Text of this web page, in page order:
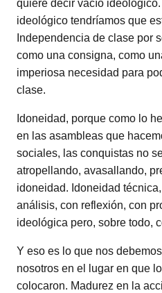
quiere decir vacío
ideológico tendríamos que
Independencia de clase por
como una consigna, como
imperiosa necesidad para
clase.
Idoneidad, porque como lo
en las asambleas que
sociales, las conquistas no
atropellando, avasallando,
idoneidad. Idoneidad
análisis, con reflexión, con
ideológica pero, sobre todo,
Y eso es lo que nos
nosotros en el lugar en que
colocaron. Madurez en la